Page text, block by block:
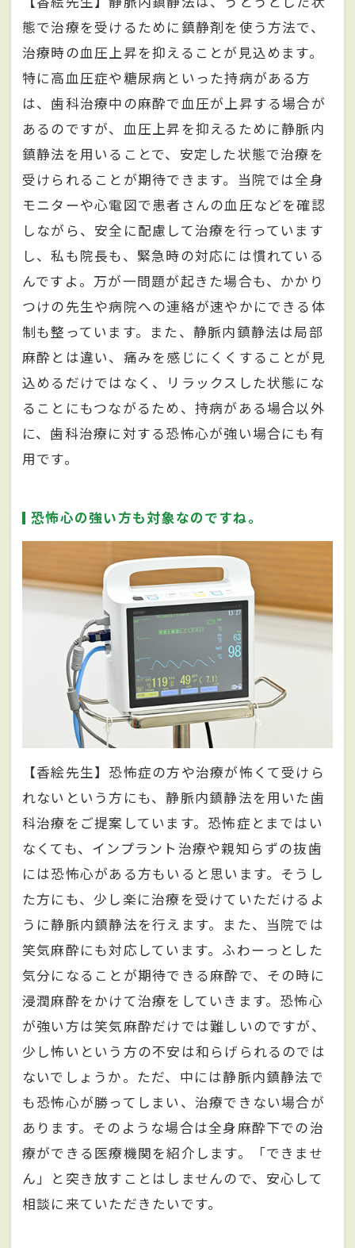
態で治療を受けるために鎮静剤を使う方法で、
治療時の血圧上昇を抑えることが見込めます。
特に高血圧症や糖尿病といった持病がある方
は、歯科治療中の麻酔で血圧が上昇する場合が
あるのですが、血圧上昇を抑えるために静脈内
鎮静法を用いることで、安定した状態で治療を
受けられることが期待できます。当院では全身
モニターや心電図で患者さんの血圧などを確認
しながら、安全に配慮して治療を行っています
し、私も院長も、緊急時の対応には慣れている
んですよ。万が一問題が起きた場合も、かかり
つけの先生や病院への連絡が速やかにできる体
制も整っています。また、静脈内鎮静法は局部
麻酔とは違い、痛みを感じにくくすることが見
込めるだけではなく、リラックスした状態にな
ることにもつながるため、持病がある場合以外
に、歯科治療に対する恐怖心が強い場合にも有
用です。
恐怖心の強い方も対象なのですね。
【香絵先生】恐怖症の方や治療が怖くて受けら
れないという方にも、静脈内鎮静法を用いた歯
科治療をご提案しています。恐怖症とまではい
なくても、インプラント治療や親知らずの抜歯
には恐怖心がある方もいると思います。そうし
た方にも、少し楽に治療を受けていただけるよ
うに静脈内鎮静法を行えます。また、当院では
笑気麻酔にも対応しています。ふわーっとした
気分になることが期待できる麻酔で、その時に
浸潤麻酔をかけて治療をしていきます。恐怖心
が強い方は笑気麻酔だけでは難しいのですが、
少し怖いという方の不安は和らげられるのでは
ないでしょうか。ただ、中には静脈内鎮静法で
も恐怖心が勝ってしまい、治療できない場合が
あります。そのような場合は全身麻酔下での治
療ができる医療機関を紹介します。「できませ
ん」と突き放すことはしませんので、安心して
相談に来ていただきたいです。